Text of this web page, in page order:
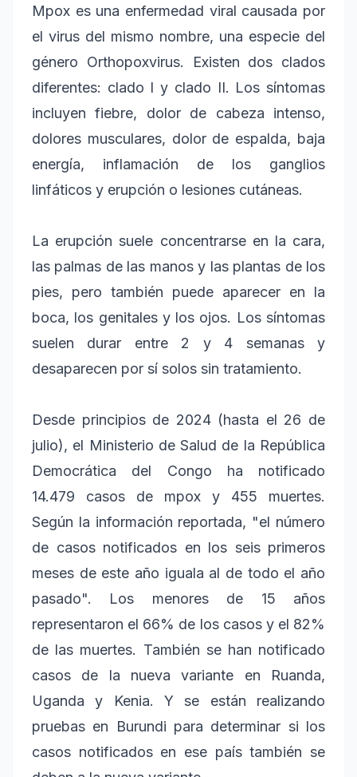
Mpox es una enfermedad viral causada por
el virus del mismo nombre, una especie del
género Orthopoxvirus. Existen dos clados
diferentes: clado I y clado II. Los síntomas
incluyen fiebre, dolor de cabeza intenso,
dolores musculares, dolor de espalda, baja
energía, inflamación de los ganglios
linfáticos y erupción o lesiones cutáneas.
La erupción suele concentrarse en la cara,
las palmas de las manos y las plantas de los
pies, pero también puede aparecer en la
boca, los genitales y los ojos. Los síntomas
suelen durar entre 2 y 4 semanas y
desaparecen por sí solos sin tratamiento.
Desde principios de 2024 (hasta el 26 de
julio), el Ministerio de Salud de la República
Democrática del Congo ha notificado
14.479 casos de mpox y 455 muertes.
Según la información reportada, "el número
de casos notificados en los seis primeros
meses de este año iguala al de todo el año
pasado". Los menores de 15 años
representaron el 66% de los casos y el 82%
de las muertes. También se han notificado
casos de la nueva variante en Ruanda,
Uganda y Kenia. Y se están realizando
pruebas en Burundi para determinar si los
casos notificados en ese país también se